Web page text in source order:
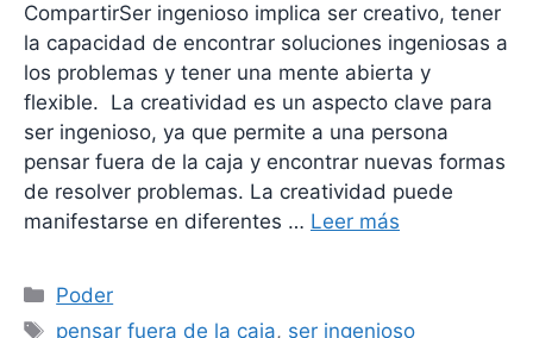
CompartirSer ingenioso implica ser creativo, tener
la capacidad de encontrar soluciones ingeniosas a
los problemas y tener una mente abierta y
flexible. La creatividad es un aspecto clave para
ser ingenioso, ya que permite a una persona
pensar fuera de la caja y encontrar nuevas formas
de resolver problemas. La creatividad puede
manifestarse en diferentes … Leer más
Categorías
Poder
Etiquetas
pensar fuera de la caja, ser ingenioso